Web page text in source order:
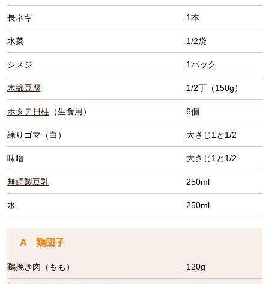
長ネギ 1本
水菜 1/2袋
シメジ 1パック
木綿豆腐 1/2丁（150g）
ホタテ貝柱 （生食用） 6個
練りゴマ（白） 大さじ1と1/2
味噌 大さじ1と1/2
無調製豆乳 250ml
水 250ml
A 鶏団子
鶏挽き肉（もも） 120g